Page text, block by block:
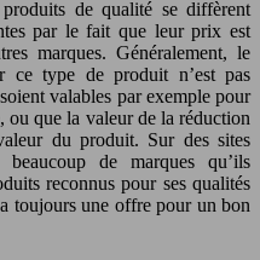
de qualité se diffèrent
par le fait que leur prix est
marques. Généralement, le
ce type de produit n’est pas
valables par exemple pour
ou que la valeur de la réduction
du produit. Sur des sites
beaucoup de marques qu’ils
reconnus pour ses qualités
toujours une offre pour un bon